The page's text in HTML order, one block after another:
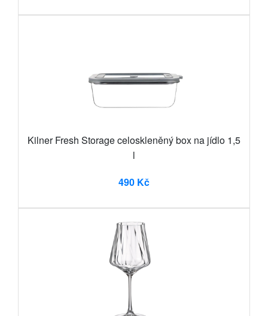
Kilner Fresh Storage celoskleněný box na jídlo 1,5
l
490 Kč